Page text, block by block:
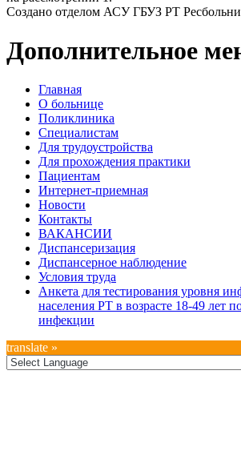
Создано отделом АСУ ГБУЗ РТ
Дополнительное
Главная
О больнице
Поликлиника
Специалистам
Для трудоустройства
Для прохождения практики
Пациентам
Интернет-приемная
Новости
Контакты
ВАКАНСИИ
Диспансеризация
Диспансерное наблюдение
Условия труда
Анкета для тестирования уровня
населения РТ в возрасте 18-49 лет
инфекции
translate »